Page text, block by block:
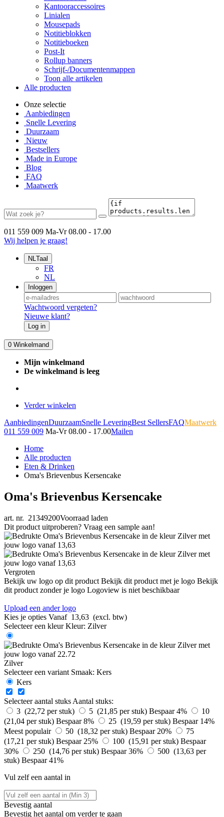
Kantooraccessoires
Linialen
Mousepads
Notitieblokken
Notitieboeken
Post-It
Rollup banners
Schrijf-/Documentenmappen
Toon alle artikelen
Alle producten
Onze selectie
Aanbiedingen
Snelle Levering
Duurzaam
Nieuw
Bestsellers
Made in Europe
Blog
FAQ
Maatwerk
011 559 009 Ma-Vr 08.00 - 17.00
Wij helpen je graag!
NLTaal
FR
NL
Inloggen
Wachtwoord vergeten?
Nieuwe klant?
Log in
0 Winkelmand
Mijn winkelmand
De winkelmand is leeg
Verder winkelen
AanbiedingenDuurzaamSnelle LeveringBest SellersFAQMaatwerk
011 559 009 Ma-Vr 08.00 - 17.00Mailen
Home
Alle producten
Eten & Drinken
Oma's Brievenbus Kersencake
Oma's Brievenbus Kersencake
art. nr. 21349200Voorraad laden
Dit product uitproberen? Vraag een sample aan!
Vergroten
Bekijk uw logo op dit product Bekijk dit product met je logo Bekijk
dit product zonder je logo Logoview is niet beschikbaar
Upload een ander logo
Kies je opties Vanaf 13,63 (excl. btw)
Selecteer een kleur Kleur: Zilver
Zilver
Selecteer een variant Smaak: Kers
Kers
Selecteer aantal stuks Aantal stuks:
3 (22,72 per stuk)
5 (21,85 per stuk) Bespaar 4%
10
(21,04 per stuk) Bespaar 8% 25 (19,59 per stuk) Bespaar 14%
Meest populair
50 (18,32 per stuk) Bespaar 20%
75
(17,21 per stuk) Bespaar 25% 100 (15,91 per stuk) Bespaar
30%
250 (14,76 per stuk) Bespaar 36%
500 (13,63 per
stuk) Bespaar 41%
Vul zelf een aantal in
Bevestig aantal
Bevestig het aantal om verder te gaan